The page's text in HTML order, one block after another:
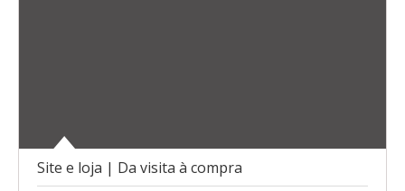
Site e loja | Da visita à compra